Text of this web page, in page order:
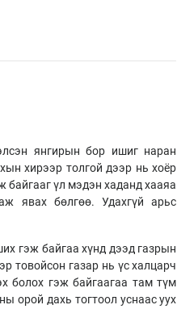
янгирын бор ишиг наран
хирээр толгой дээр нь хоёр
байгааг үл мэдэн хаданд хааяа
явах бөлгөө. Удахгүй арьс
гэж байгаа хүнд дээд газрын
товойсон газар нь үс халцарч
болох гэж байгаагаа там түм
орой дахь тогтоол уснаас уух